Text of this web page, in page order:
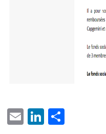
EMAIL LINKEDIN